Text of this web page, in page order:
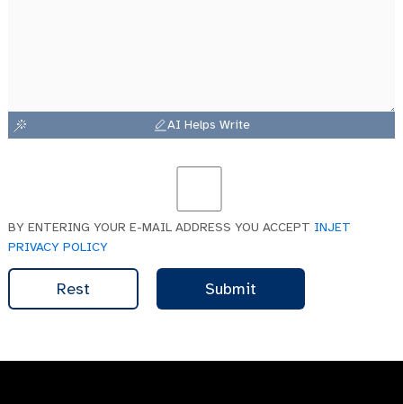
AI Helps Write
BY ENTERING YOUR E-MAIL ADDRESS YOU ACCEPT INJET
PRIVACY POLICY
Rest Submit